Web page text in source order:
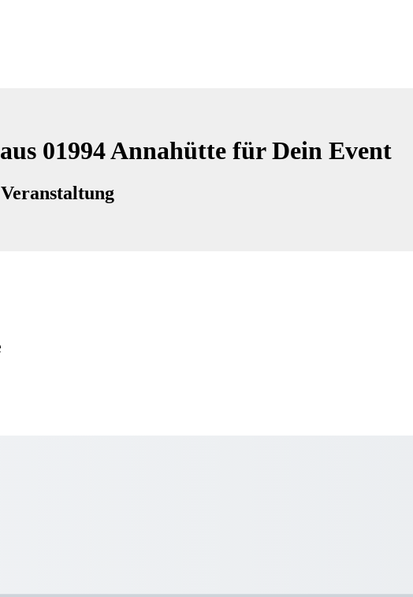
01994 Annahütte für Dein Event